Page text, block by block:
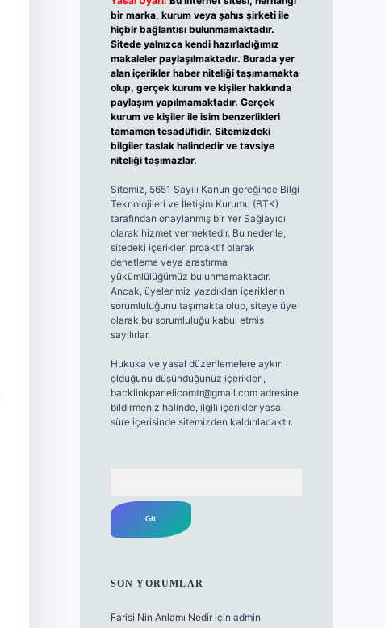
bir marka, kurum veya şahıs şirketi ile
hiçbir bağlantısı bulunmamaktadır.
Sitede yalnızca kendi hazırladığımız
makaleler paylaşılmaktadır. Burada yer
alan içerikler haber niteliği taşımamakta
olup, gerçek kurum ve kişiler hakkında
paylaşım yapılmamaktadır. Gerçek
kurum ve kişiler ile isim benzerlikleri
tamamen tesadüfidir. Sitemizdeki
bilgiler taslak halindedir ve tavsiye
niteliği taşımazlar.
Sitemiz, 5651 Sayılı Kanun gereğince Bilgi
Teknolojileri ve İletişim Kurumu (BTK)
tarafından onaylanmış bir Yer Sağlayıcı
olarak hizmet vermektedir. Bu nedenle,
sitedeki içerikleri proaktif olarak
denetleme veya araştırma
yükümlülüğümüz bulunmamaktadır.
Ancak, üyelerimiz yazdıkları içeriklerin
sorumluluğunu taşımakta olup, siteye üye
olarak bu sorumluluğu kabul etmiş
sayılırlar.
Hukuka ve yasal düzenlemelere aykırı
olduğunu düşündüğünüz içerikleri,
backlinkpanelicomtr@gmail.comadresine
bildirmeniz halinde, ilgili içerikler yasal
süre içerisinde sitemizden kaldırılacaktır.
SON YORUMLAR
Farisi Nin Anlamı Nediriçin admin